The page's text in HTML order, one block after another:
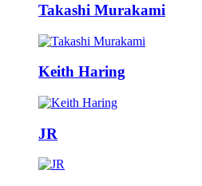
Takashi Murakami
Keith Haring
JR